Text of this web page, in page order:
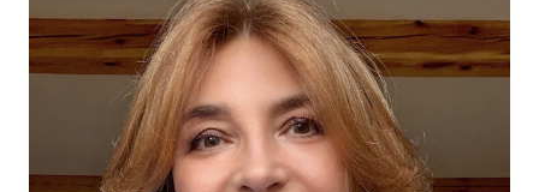
zakwasie. Przaśne podpłomyki nie obciążają żołądka kwasem i
fermentacją. Dziś, wzorem naszych prapradziadów możemy także
spożywać przaśny, niekwaszony chleb. Najprostszy przepis na
podpłomyki to: wziąć mąkę, wodę i trochę soli. Z tych składników
zagnieść ciasto, dodając mąkę w takiej ilości, aby ciasto nie kleiło
się do palców. Z kolei r...